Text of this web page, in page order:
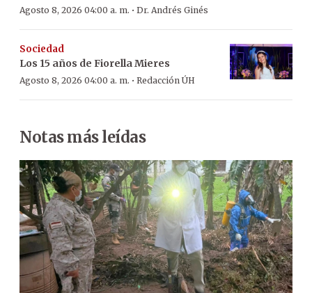
Agosto 8, 2026 04:00 a. m. · Dr. Andrés Ginés
Sociedad
Los 15 años de Fiorella Mieres
Agosto 8, 2026 04:00 a. m. · Redacción ÚH
Notas más leídas